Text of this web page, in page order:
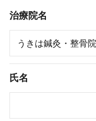
治療院名
氏名